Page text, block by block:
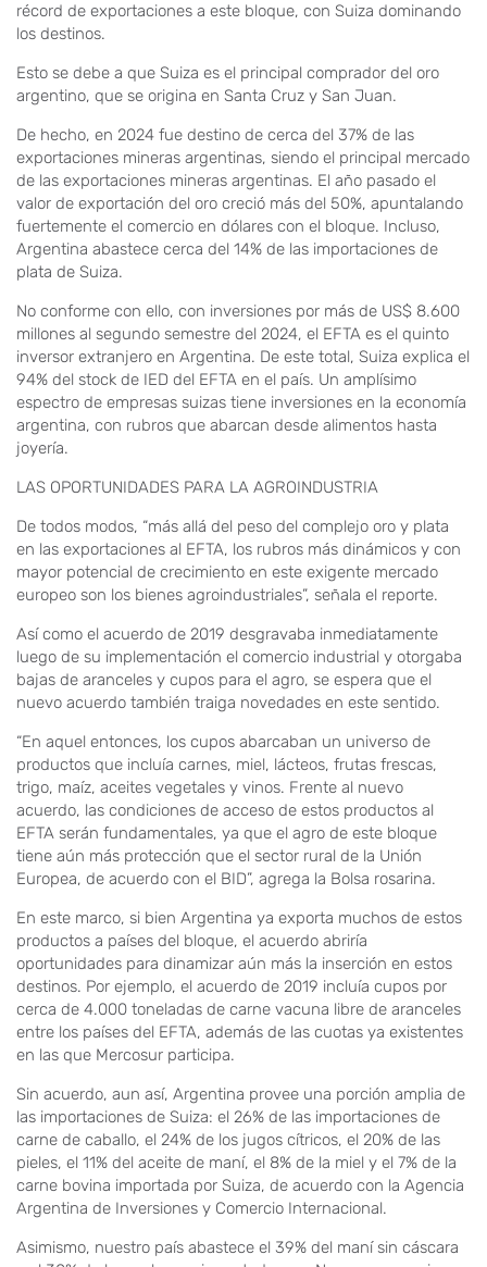
récord de exportaciones a este bloque, con Suiza dominando
los destinos.
Esto se debe a que Suiza es el principal comprador del oro
argentino, que se origina en Santa Cruz y San Juan.
De hecho, en 2024 fue destino de cerca del 37% de las
exportaciones mineras argentinas, siendo el principal mercado
de las exportaciones mineras argentinas. El año pasado el
valor de exportación del oro creció más del 50%, apuntalando
fuertemente el comercio en dólares con el bloque. Incluso,
Argentina abastece cerca del 14% de las importaciones de
plata de Suiza.
No conforme con ello, con inversiones por más de US$ 8.600
millones al segundo semestre del 2024, el EFTA es el quinto
inversor extranjero en Argentina. De este total, Suiza explica el
94% del stock de IED del EFTA en el país. Un amplísimo
espectro de empresas suizas tiene inversiones en la economía
argentina, con rubros que abarcan desde alimentos hasta
joyería.
LAS OPORTUNIDADES PARA LA AGROINDUSTRIA
De todos modos, “más allá del peso del complejo oro y plata
en las exportaciones al EFTA, los rubros más dinámicos y con
mayor potencial de crecimiento en este exigente mercado
europeo son los bienes agroindustriales”, señala el reporte.
Así como el acuerdo de 2019 desgravaba inmediatamente
luego de su implementación el comercio industrial y otorgaba
bajas de aranceles y cupos para el agro, se espera que el
nuevo acuerdo también traiga novedades en este sentido.
“En aquel entonces, los cupos abarcaban un universo de
productos que incluía carnes, miel, lácteos, frutas frescas,
trigo, maíz, aceites vegetales y vinos. Frente al nuevo
acuerdo, las condiciones de acceso de estos productos al
EFTA serán fundamentales, ya que el agro de este bloque
tiene aún más protección que el sector rural de la Unión
Europea, de acuerdo con el BID”, agrega la Bolsa rosarina.
En este marco, si bien Argentina ya exporta muchos de estos
productos a países del bloque, el acuerdo abriría
oportunidades para dinamizar aún más la inserción en estos
destinos. Por ejemplo, el acuerdo de 2019 incluía cupos por
cerca de 4.000 toneladas de carne vacuna libre de aranceles
entre los países del EFTA, además de las cuotas ya existentes
en las que Mercosur participa.
Sin acuerdo, aun así, Argentina provee una porción amplia de
las importaciones de Suiza: el 26% de las importaciones de
carne de caballo, el 24% de los jugos cítricos, el 20% de las
pieles, el 11% del aceite de maní, el 8% de la miel y el 7% de la
carne bovina importada por Suiza, de acuerdo con la Agencia
Argentina de Inversiones y Comercio Internacional.
Asimismo, nuestro país abastece el 39% del maní sin cáscara